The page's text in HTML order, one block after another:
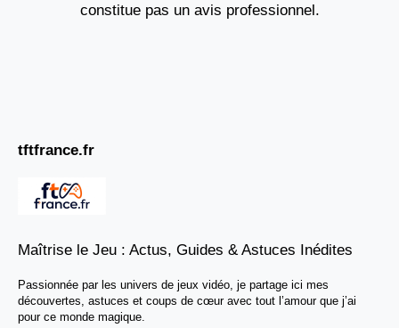
constitue pas un avis professionnel.
tftfrance.fr
Maîtrise le Jeu : Actus, Guides & Astuces Inédites
Passionnée par les univers de jeux vidéo, je partage ici mes
découvertes, astuces et coups de cœur avec tout l’amour que j’ai
pour ce monde magique.